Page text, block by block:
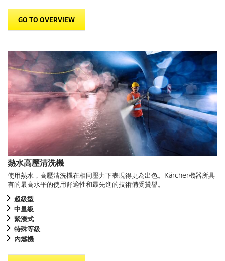
GO TO OVERVIEW
熱水高壓清洗機
使用熱水，高壓清洗機在相同壓力下表現得更為出色。Kärcher機器所具
有的最高水平的使用舒適性和最先進的技術備受贊譽。
超級型
中量級
緊湊式
特殊等級
內燃機